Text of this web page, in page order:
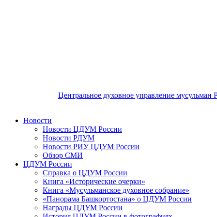
Центральное духовное управление мусульман
Новости
Новости ЦДУМ России
Новости РДУМ
Новости РИУ ЦДУМ России
Обзор СМИ
ЦДУМ России
Справка о ЦДУМ России
Книга «Исторические очерки»
Книга «Мусульманское духовное собрание»
«Панорама Башкортостана» о ЦДУМ России
Награды ЦДУМ России